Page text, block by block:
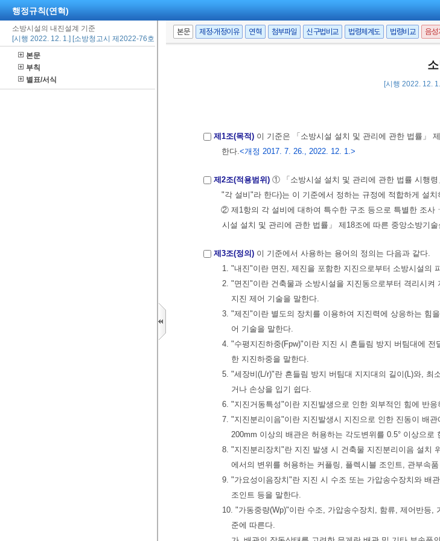
행정규칙(연혁)
소방시설의 내진설계 기준
[시행 2022. 12. 1.] [소방청고시 제2022-76호, 2022. 12. 1., 일부개정]
본문
부칙
별표/서식
본문 제정·개정이유 연혁 첨부파일 신구법비교 법령체계도 법령비교 음성
[시행 2022. 12.
제1조(목적) 이 기준은 「소방시설 설치 및 관리에 관한 법률」
한다.<개정 2017. 7. 26., 2022. 12. 1.>
제2조(적용범위) ① 「소방시설 설치 및 관리에 관한 법률 시행
"각 설비"라 한다)는 이 기준에서 정하는 규정에 적합하게 설
② 제1항의 각 설비에 대하여 특수한 구조 등으로 특별한 조사
시설 설치 및 관리에 관한 법률」 제18조에 따른 중앙소방기
제3조(정의) 이 기준에서 사용하는 용어의 정의는 다음과 같다.
1. "내진"이란 면진, 제진을 포함한 지진으로부터 소방시설의
2. "면진"이란 건축물과 소방시설을 지진동으로부터 격리시
지진 제어 기술을 말한다.
3. "제진"이란 별도의 장치를 이용하여 지진력에 상응하는 힘
어 기술을 말한다.
4. "수평지진하중(Fpw)"이란 지진 시 흔들림 방지 버팀대에
한 지진하중을 말한다.
5. "세장비(L/r)"란 흔들림 방지 버팀대 지지대의 길이(L)와, 최
거나 손상을 입기 쉽다.
6. "지진거동특성"이란 지진발생으로 인한 외부적인 힘에 반
7. "지진분리이음"이란 지진발생시 지진으로 인한 진동이 배
200mm 이상의 배관은 허용하는 각도변위를 0.5° 이상으로
8. "지진분리장치"란 지진 발생 시 건축물 지진분리이음 설치
에서의 변위를 허용하는 커플링, 플렉시블 조인트, 관부속
9. "가요성이음장치"란 지진 시 수조 또는 가압송수장치와 배
조인트 등을 말한다.
10. "가동중량(Wp)"이란 수조, 가압송수장치, 함류, 제어반등
준에 따른다.